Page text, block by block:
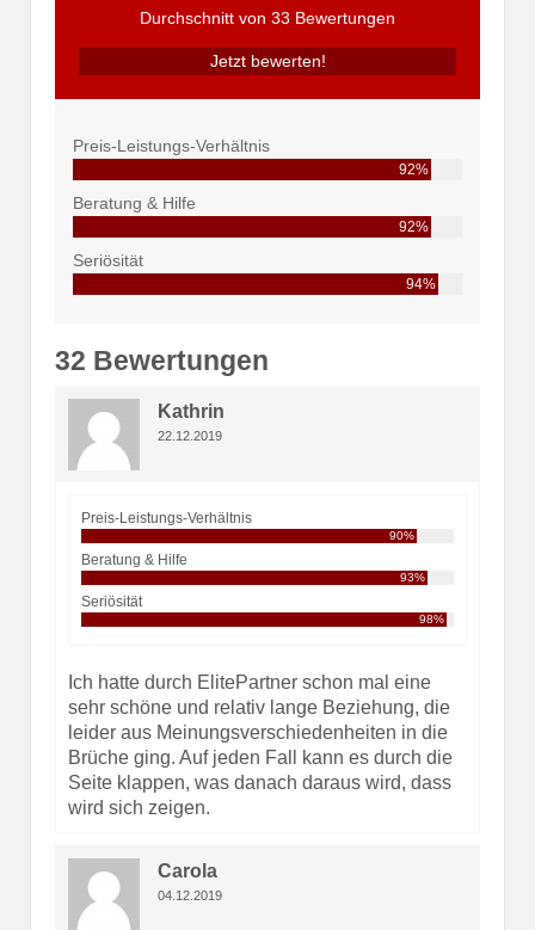
Durchschnitt von 33 Bewertungen
Jetzt bewerten!
Preis-Leistungs-Verhältnis
92%
Beratung & Hilfe
92%
Seriösität
94%
32 Bewertungen
Kathrin
22.12.2019
Preis-Leistungs-Verhältnis
90%
Beratung & Hilfe
93%
Seriösität
98%
Ich hatte durch ElitePartner schon mal eine
sehr schöne und relativ lange Beziehung, die
leider aus Meinungsverschiedenheiten in die
Brüche ging. Auf jeden Fall kann es durch die
Seite klappen, was danach daraus wird, dass
wird sich zeigen.
Carola
04.12.2019